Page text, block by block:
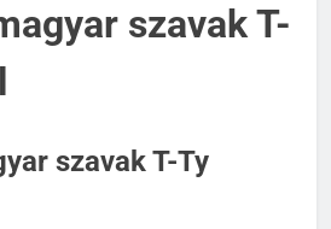
szavak T-
szavak T-Ty